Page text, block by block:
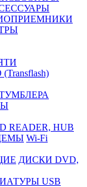
(Transflash)
READER, HUB
Wi-Fi
ДИСКИ DVD,
USB